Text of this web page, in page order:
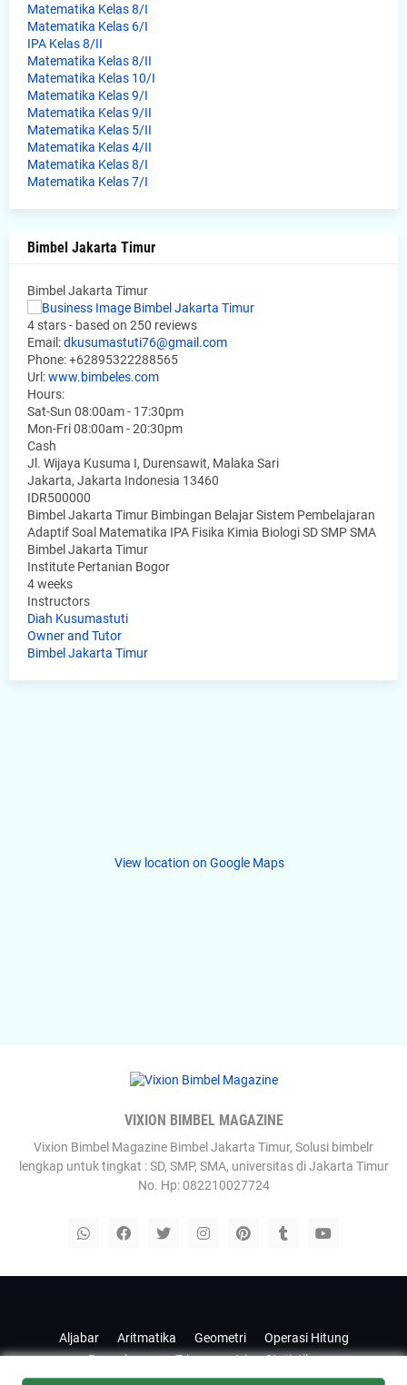
Matematika Kelas 8/I
Matematika Kelas 6/I
IPA Kelas 8/II
Matematika Kelas 8/II
Matematika Kelas 10/I
Matematika Kelas 9/I
Matematika Kelas 9/II
Matematika Kelas 5/II
Matematika Kelas 4/II
Matematika Kelas 8/I
Matematika Kelas 7/I
Bimbel Jakarta Timur
Bimbel Jakarta Timur
4 stars - based on 250 reviews
Email:dkusumastuti76@gmail.com
Phone:+62895322288565
Url:www.bimbeles.com
Hours:
Sat-Sun 08:00am - 17:30pm
Mon-Fri 08:00am - 20:30pm
Cash
Jl. Wijaya Kusuma I, Durensawit, Malaka Sari
Jakarta, Jakarta Indonesia 13460
IDR500000
Bimbel Jakarta Timur Bimbingan Belajar Sistem Pembelajaran
Adaptif Soal Matematika IPA Fisika Kimia Biologi SD SMP SMA
Bimbel Jakarta Timur
Institute Pertanian Bogor
4 weeks
Instructors
Diah Kusumastuti
Owner and Tutor
Bimbel Jakarta Timur
View location on Google Maps
VIXION BIMBEL MAGAZINE
Vixion Bimbel Magazine Bimbel Jakarta Timur, Solusi bimbelr
lengkap untuk tingkat : SD, SMP, SMA, universitas di Jakarta Timur
No. Hp: 082210027724
Aljabar Aritmatika Geometri
Operasi Hitung
Pengukuran
Trigonometri Statistika